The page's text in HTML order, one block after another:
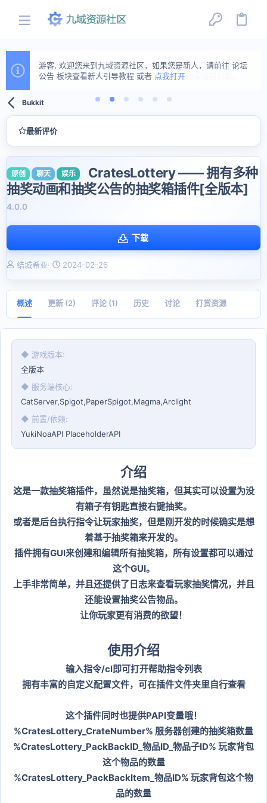
游客, 欢迎您来到九域资源社区，如果您是新人，请前往 论坛
公告 板块查看新人引导教程 或者 点我打开
Bukkit
最新评价
原创 聊天 娱乐
CratesLottery —— 拥有多种
抽奖动画和抽奖公告的抽奖箱插件[全版本]
4.0.0
下载
作
结城希亚
创
2024-02-26
概述 更新 (2) 评论 (1) 历史 讨论 打赏资源
◆ 游戏版本
全版本
◆ 服务端核心
CatServer,Spigot,PaperSpigot,Magma,Arclight
◆ 前置/依赖
YukiNoaAPI PlaceholderAPI
介绍
这是一款抽奖箱插件，虽然说是抽奖箱，但其实可以设置为没
有箱子有钥匙直接右键抽奖。
或者是后台执行指令让玩家抽奖，但是刚开发的时候确实是想
着基于抽奖箱来开发的。
插件拥有GUI来创建和编辑所有抽奖箱，所有设置都可以通过
这个GUI。
上手非常简单，并且还提供了日志来查看玩家抽奖情况，并且
还能设置抽奖公告物品。
让你玩家更有消费的欲望！
使用介绍
输入指令/cl即可打开帮助指令列表
拥有丰富的自定义配置文件，可在插件文件夹里自行查看
这个插件同时也提供PAPI变量哦！
%CratesLottery_CrateNumber% 服务器创建的抽奖箱数量
%CratesLottery_PackBackID_物品ID_物品子ID% 玩家背包
这个物品的数量
%CratesLottery_PackBackItem_物品ID% 玩家背包这个物
品的数量